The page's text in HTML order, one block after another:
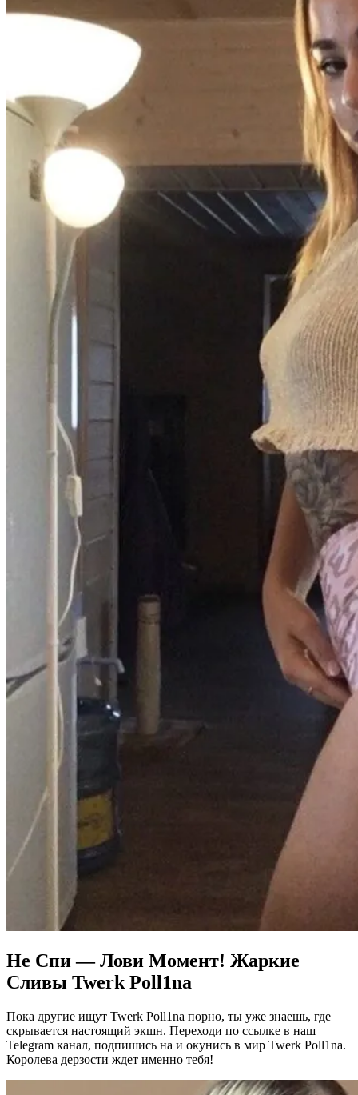
Не Спи — Лови Момент! Жаркие
Сливы Twerk Poll1na
Пока другие ищут Twerk Poll1na порно, ты уже знаешь, где
скрывается настоящий экшн. Переходи по ссылке в наш
Telegram канал, подпишись на и окунись в мир Twerk Poll1na.
Королева дерзости ждет именно тебя!